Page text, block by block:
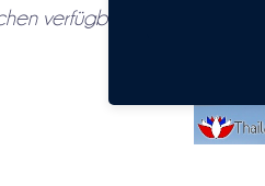
verfügbaren